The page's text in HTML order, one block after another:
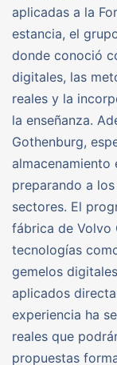
aplicadas a la
estancia, el
donde conoció
digitales, las
reales y la
la enseñanza.
Gothenburg,
preparando a
sectores. El
fábrica de Volvo
tecnologías
gemelos
aplicados
experiencia ha
reales que
propuestas